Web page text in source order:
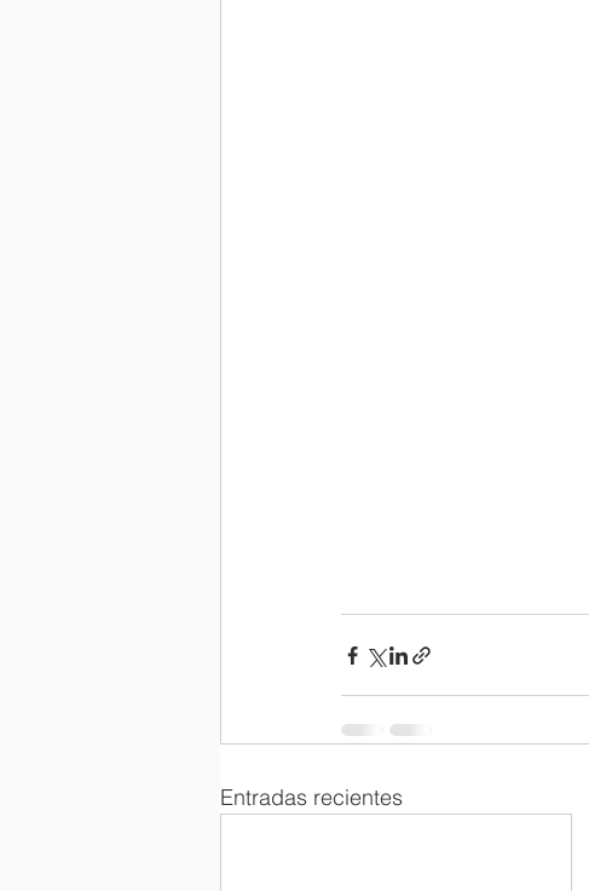
Entradas recientes